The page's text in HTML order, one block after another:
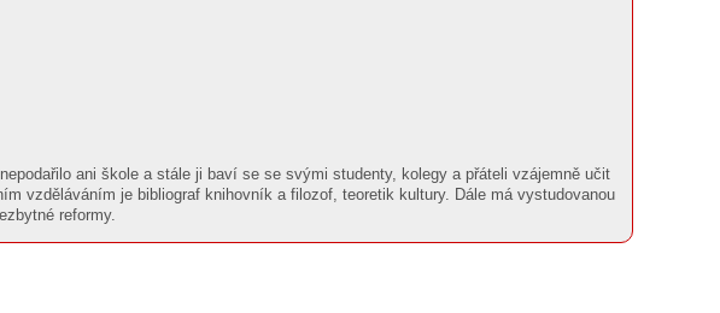
ani škole a stále ji baví se se svými studenty, kolegy a přáteli vzájemně učit
vzděláváním je bibliograf knihovník a filozof, teoretik kultury. Dále má vystudovanou
reformy.